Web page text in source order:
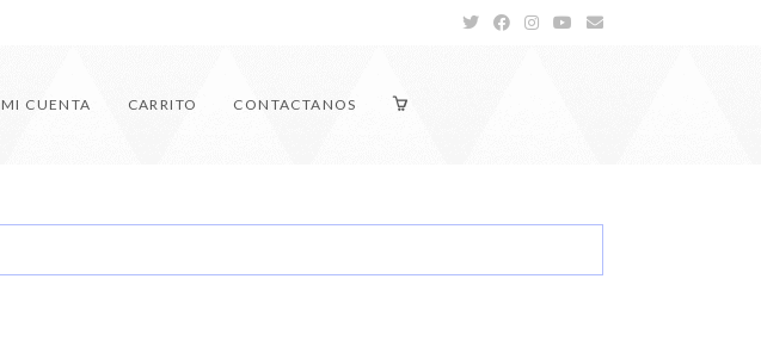
MI CUENTA CARRITO CONTACTANOS